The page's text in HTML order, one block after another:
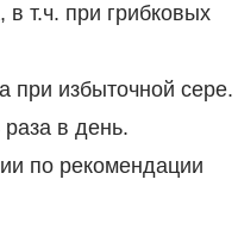
т.ч. при грибковых
при избыточной сере.
в день.
по рекомендации